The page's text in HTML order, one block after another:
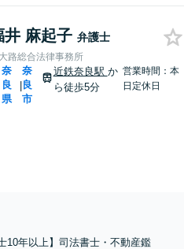
井 麻起子 弁護士
路総合法律事務所
奈
良
県
|
奈
良
市
近鉄奈良駅 か
ら徒歩5分
営業時間：本
日定休日
10年以上】司法書士・不動産鑑